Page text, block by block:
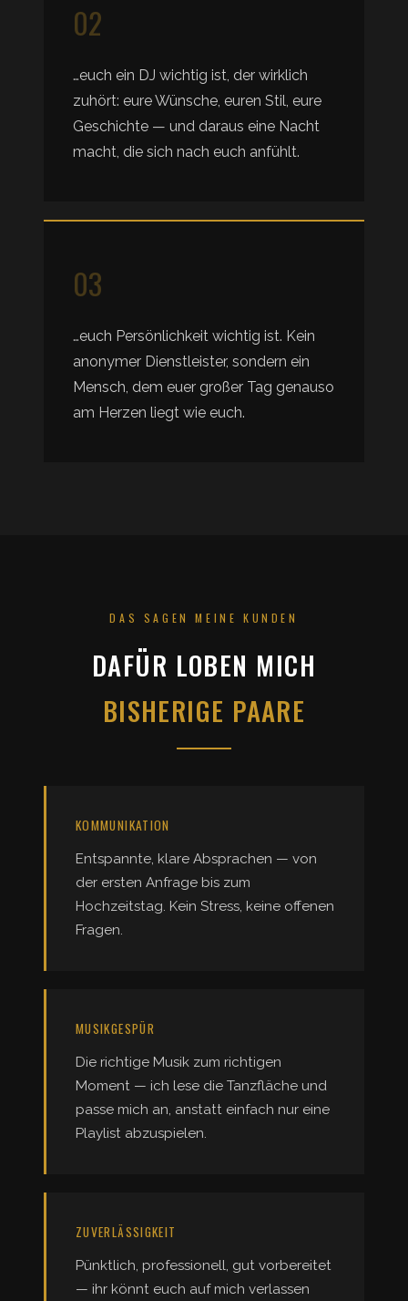
02
…euch ein DJ wichtig ist, der wirklich
zuhört: eure Wünsche, euren Stil, eure
Geschichte — und daraus eine Nacht
macht, die sich nach euch anfühlt.
03
…euch Persönlichkeit wichtig ist. Kein
anonymer Dienstleister, sondern ein
Mensch, dem euer großer Tag genauso
am Herzen liegt wie euch.
DAS SAGEN MEINE KUNDEN
DAFÜR LOBEN MICH
BISHERIGE PAARE
KOMMUNIKATION
Entspannte, klare Absprachen — von
der ersten Anfrage bis zum
Hochzeitstag. Kein Stress, keine offenen
Fragen.
MUSIKGESPÜR
Die richtige Musik zum richtigen
Moment — ich lese die Tanzfläche und
passe mich an, anstatt einfach nur eine
Playlist abzuspielen.
ZUVERLÄSSIGKEIT
Pünktlich, professionell, gut vorbereitet
— ihr könnt euch auf mich verlassen